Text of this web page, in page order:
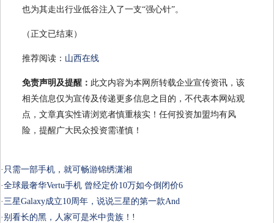
也为其走出行业低谷注入了一支“强心针”。
（正文已结束）
推荐阅读： 山西在线
免责声明及提醒： 此文内容为本网所转载企业宣传资讯，该
相关信息仅为宣传及传递更多信息之目的，不代表本网站观
点，文章真实性请浏览者慎重核实！任何投资加盟均有风
险，提醒广大民众投资需谨慎！
· 只需一部手机，就可畅游锦绣潇湘
·全球最奢华Vertu手机 曾经定价10万如今倒闭价6
·三星Galaxy成立10周年，说说三星的第一款And
·别看长的黑，人家可是米中贵族！!